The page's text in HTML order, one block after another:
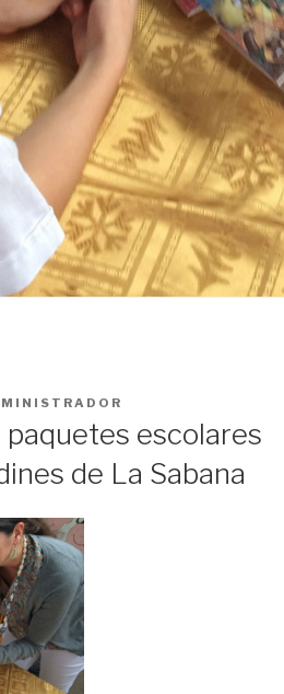
escolares
de La Sabana